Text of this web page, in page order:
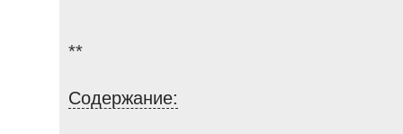
**
Содержание: